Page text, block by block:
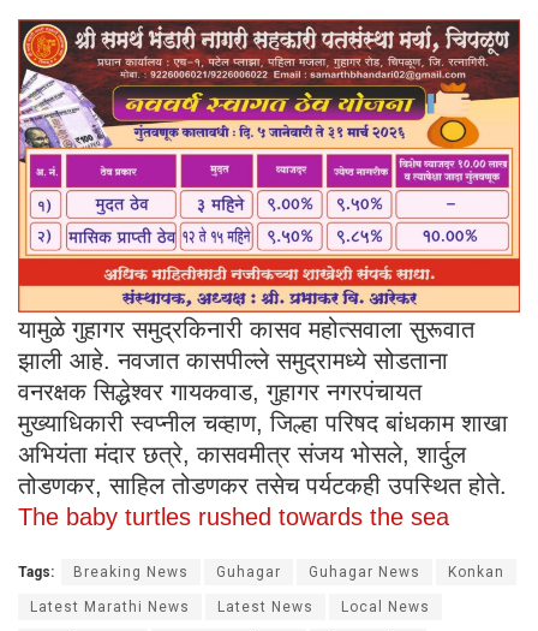
यामुळे गुहागर समुद्रकिनारी कासव महोत्सवाला सुरूवात
झाली आहे. नवजात कासपील्ले समुद्रामध्ये सोडताना
वनरक्षक सिद्धेश्वर गायकवाड, गुहागर नगरपंचायत
मुख्याधिकारी स्वप्नील चव्हाण, जिल्हा परिषद बांधकाम शाखा
अभियंता मंदार छत्रे, कासवमीत्र संजय भोसले, शार्दुल
तोडणकर, साहिल तोडणकर तसेच पर्यटकही उपस्थित होते.
The baby turtles rushed towards the sea
Tags: Breaking News Guhagar Guhagar News Konkan
Latest Marathi News Latest News Local News